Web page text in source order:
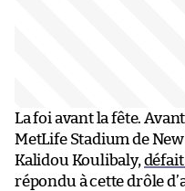
La foi avant la fête.
MetLife Stadium de
Kalidou Koulibaly,
répondu à cette drôle